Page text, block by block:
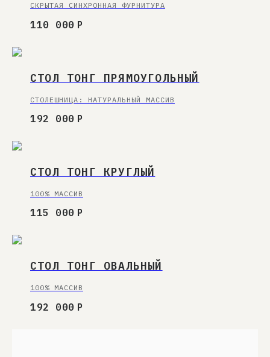
СКРЫТАЯ СИНХРОННАЯ ФУРНИТУРА
110 000 Р
СТОЛ ТОНГ ПРЯМОУГОЛЬНЫЙ
СТОЛЕШНИЦА: НАТУРАЛЬНЫЙ МАССИВ
192 000 Р
СТОЛ ТОНГ КРУГЛЫЙ
100% МАССИВ
115 000 Р
СТОЛ ТОНГ ОВАЛЬНЫЙ
100% МАССИВ
192 000 Р